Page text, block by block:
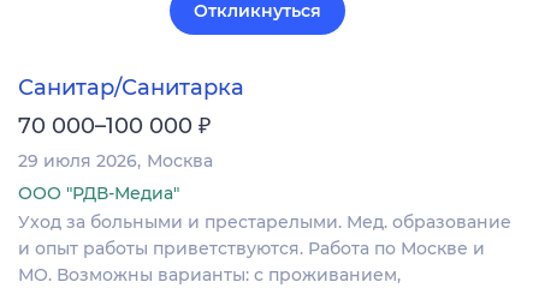
Откликнуться
Санитар/Санитарка
70 000–100 000 ₽
29 июля 2026 Москва
ООО "РДВ-Медиа"
Уход за больными и престарелыми. Мед. образование
и опыт работы приветствуются. Работа по Москве и
МО. Возможны варианты: с проживанием,